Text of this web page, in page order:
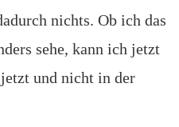
nichts. Ob ich das
sehe, kann ich jetzt
und nicht in der